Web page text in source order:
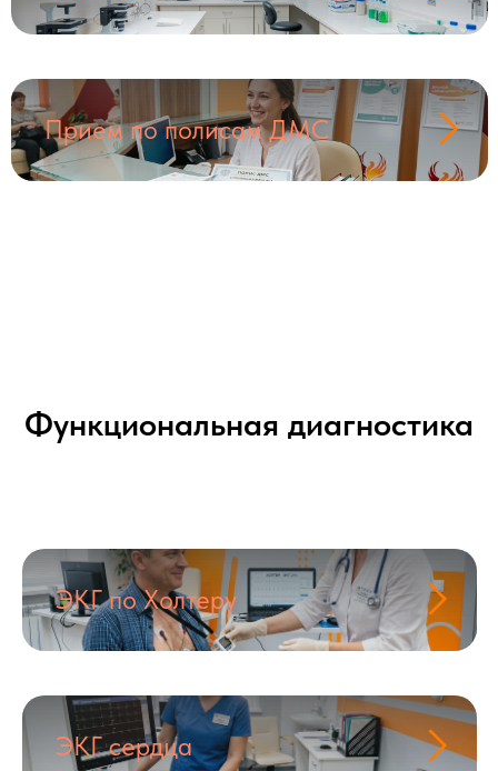
Прием по полисам ДМС
Функциональная диагностика
ЭКГ по Холтеру
ЭКГ сердца